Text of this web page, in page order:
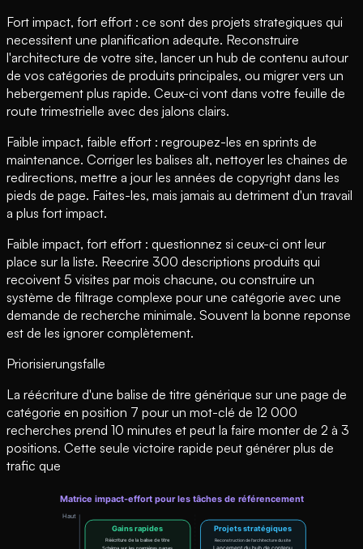
Fort impact, fort effort : ce sont des projets strategiques qui
necessitent une planification adequte. Reconstruire
l'architecture de votre site, lancer un hub de contenu autour
de vos catégories de produits principales, ou migrer vers un
hebergement plus rapide. Ceux-ci vont dans votre feuille de
route trimestrielle avec des jalons clairs.
Faible impact, faible effort : regroupez-les en sprints de
maintenance. Corriger les balises alt, nettoyer les chaines de
redirections, mettre a jour les années de copyright dans les
pieds de page. Faites-les, mais jamais au detriment d'un travail
a plus fort impact.
Faible impact, fort effort : questionnez si ceux-ci ont leur
place sur la liste. Reecrire 300 descriptions produits qui
recoivent 5 visites par mois chacune, ou construire un
système de filtrage complexe pour une catégorie avec une
demande de recherche minimale. Souvent la bonne reponse
est de les ignorer complètement.
Priorisierungsfalle
La réécriture d'une balise de titre générique sur une page de
catégorie en position 7 pour un mot-clé de 12 000
recherches prend 10 minutes et peut la faire monter de 2 à 3
positions. Cette seule victoire rapide peut générer plus de
trafic que